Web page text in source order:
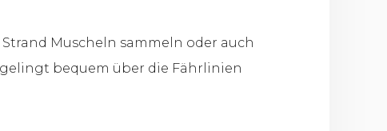
Muscheln sammeln oder auch
bequem über die Fährlinien